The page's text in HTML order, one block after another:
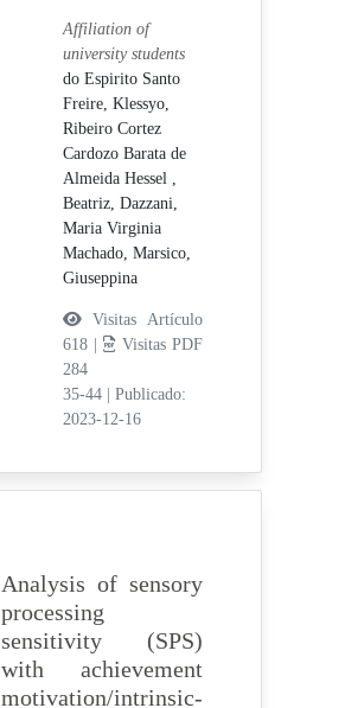
Affiliation of
university students
do Espirito Santo
Freire, Klessyo,
Ribeiro Cortez
Cardozo Barata de
Almeida Hessel ,
Beatriz, Dazzani,
Maria Virginia
Machado, Marsico,
Giuseppina
Visitas Artículo
618 |
Visitas PDF
284
35-44
Publicado:
2023-12-16
Analysis of sensory
processing
sensitivity (SPS)
with achievement
motivation/intrinsic-